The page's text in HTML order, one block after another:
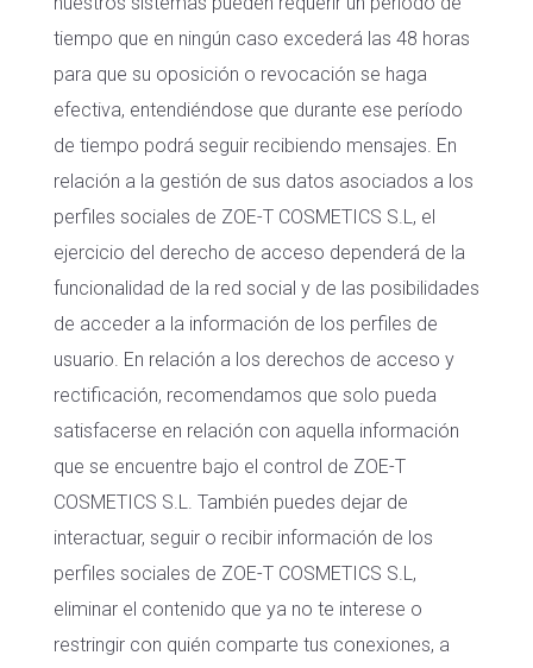
tiempo que en ningún caso excederá las 48 horas
para que su oposición o revocación se haga
efectiva, entendiéndose que durante ese período
de tiempo podrá seguir recibiendo mensajes. En
relación a la gestión de sus datos asociados a los
perfiles sociales de ZOE-T COSMETICS S.L, el
ejercicio del derecho de acceso dependerá de la
funcionalidad de la red social y de las posibilidades
de acceder a la información de los perfiles de
usuario. En relación a los derechos de acceso y
rectificación, recomendamos que solo pueda
satisfacerse en relación con aquella información
que se encuentre bajo el control de ZOE-T
COSMETICS S.L. También puedes dejar de
interactuar, seguir o recibir información de los
perfiles sociales de ZOE-T COSMETICS S.L,
eliminar el contenido que ya no te interese o
restringir con quién comparte tus conexiones, a